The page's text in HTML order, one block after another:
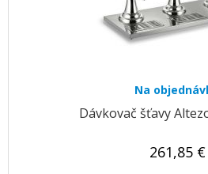
Na
Dávkovač šťavy
261,85 €